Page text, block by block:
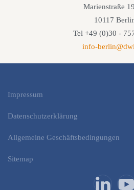
Marienstraße
10117
Tel +49 (0)30 -
info-
Impressum
Datenschutzerklärung
Allgemeine Geschäftsbedingungen
Sitemap